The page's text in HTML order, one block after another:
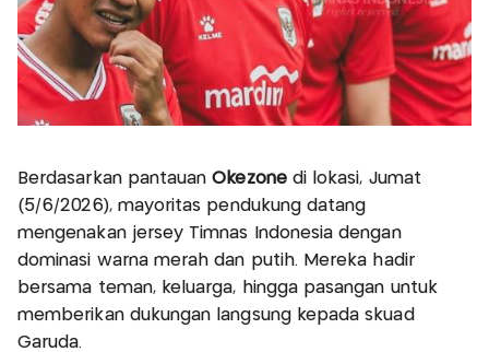
Berdasarkan pantauanOkezonedi lokasi, Jumat
(5/6/2026), mayoritas pendukung datang
mengenakan jersey Timnas Indonesia dengan
dominasi warna merah dan putih. Mereka hadir
bersama teman, keluarga, hingga pasangan untuk
memberikan dukungan langsung kepada skuad
Garuda.